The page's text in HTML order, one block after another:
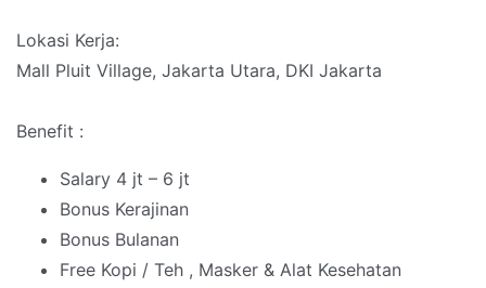
Lokasi Kerja:
Mall Pluit Village, Jakarta Utara, DKI Jakarta
Benefit :
Salary 4 jt – 6 jt
Bonus Kerajinan
Bonus Bulanan
Free Kopi / Teh , Masker & Alat Kesehatan